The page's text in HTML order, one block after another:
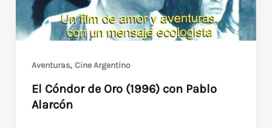
Aventuras, Cine Argentino
El Cóndor de Oro (1996) con Pablo
Alarcón